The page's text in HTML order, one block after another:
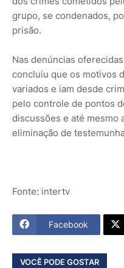
grupo, se condenados,
prisão.
Nas denúncias
concluiu que os motivos
variados e iam desde
pelo controle de pontos
discussões e até mesmo
eliminação de
Fonte: intertv
Facebook
VOCÊ PODE GOSTAR